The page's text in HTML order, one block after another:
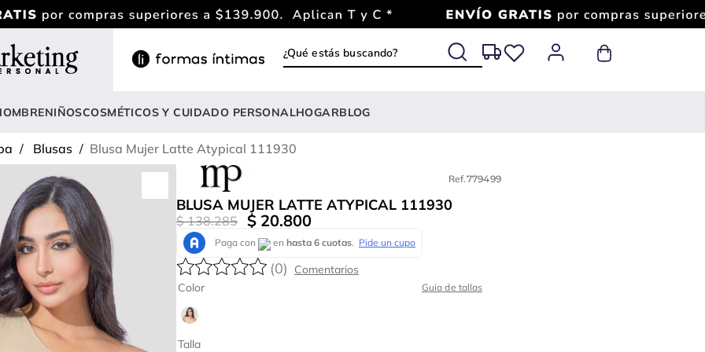
¿Qué estás buscando?
NIÑOSCOSMÉTICOS Y CUIDADO PERSONALHOGARBLOG
Blusas Blusa Mujer Latte Atypical 111930
Ref.779499
BLUSA MUJER LATTE ATYPICAL 111930
$ 138.285 $ 20.800
(0)
Talla
Color Guia de tallas
enterizo
blusas
vestido